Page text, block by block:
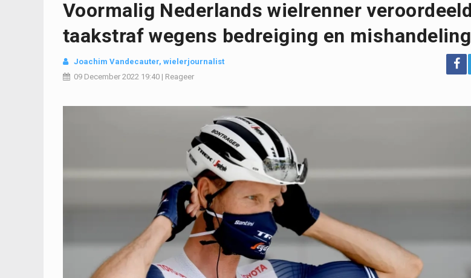
Voormalig Nederlands wielrenner
taakstraf wegens bedreiging en mishandeling
Joachim Vandecauter, wielerjournalist
09 December 2022 19:40 | Reageer